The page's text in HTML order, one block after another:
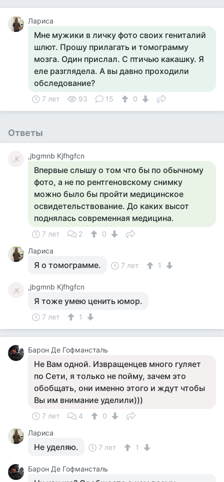
Лариса
Мне мужики в личку фото своих гениталий
шлют. Прошу прилагать и томограмму
мозга. Один прислал. С птичью какашку. Я
еле разглядела. А вы давно проходили
обследование?
7 лет 93 15 0
Ответы
,K ,jbgmnb Kjfhgfcn
Впервые слышу о том что бы по обычному
фото, а не по рентгеновскому снимку
можно было бы пройти медицинское
освидетельствование. До каких высот
поднялась современная медицина.
7 лет 2
0
Лариса
Я о томограмме. 7 лет 1
,K ,jbgmnb Kjfhgfcn
Я тоже умею ценить юмор.
7 лет 1
Барон Де Гофмансталь
Не Вам одной. Извращенцев много гуляет
по Сети, я только не пойму, зачем это
обобщать, они именно этого и ждут чтобы
Вы им внимание уделили)))
7 лет 4
0
Лариса
Не уделяю. 7 лет 1
Барон Де Гофмансталь